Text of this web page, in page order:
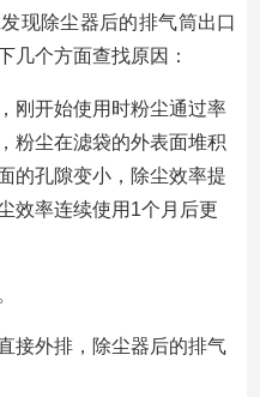
现除尘器后的排气筒出口
几个方面查找原因：
刚开始使用时粉尘通过率
粉尘在滤袋的外表面堆积
的孔隙变小，除尘效率提
效率连续使用1个月后更
接外排，除尘器后的排气